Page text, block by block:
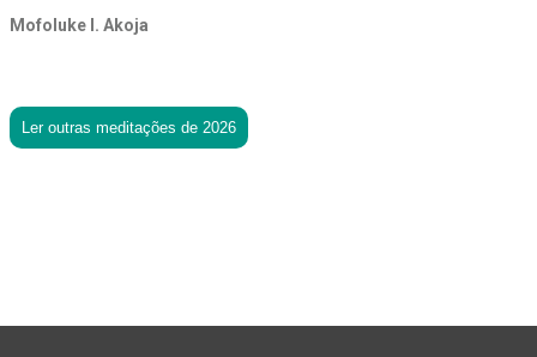
Mofoluke I. Akoja
Ler outras meditações de 2026